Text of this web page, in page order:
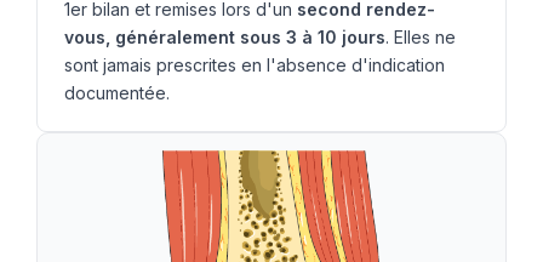
1er bilan et remises lors d'un second rendez-
vous, généralement sous 3 à 10 jours. Elles ne
sont jamais prescrites en l'absence d'indication
documentée.